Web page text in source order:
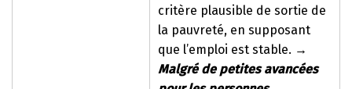
critère plausible de sortie de
la pauvreté, en supposant
que l’emploi est stable. →
Malgré de petites avancées